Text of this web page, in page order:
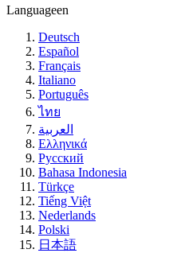
Languageen
Deutsch
Español
Français
Italiano
Português
ไทย
العربية
Ελληνικά
Русский
Bahasa Indonesia
Türkçe
Tiếng Việt
Nederlands
Polski
日本語